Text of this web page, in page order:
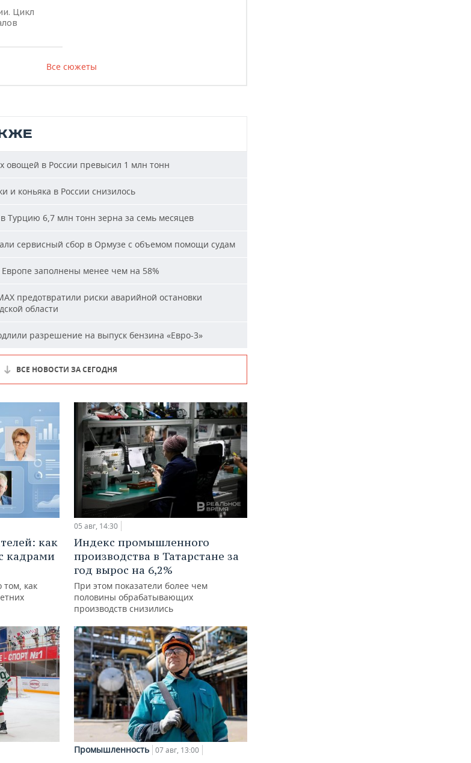
Цикл
Все сюжеты
овощей в России превысил 1 млн тонн
и коньяка в России снизилось
Турцию 6,7 млн тонн зерна за семь месяцев
сервисный сбор в Ормузе с объемом помощи судам
заполнены менее чем на 58%
предотвратили риски аварийной остановки
области
разрешение на выпуск бензина «Евро-3»
ВСЕ НОВОСТИ ЗА СЕГОДНЯ
как
кадрами
как
05 авг, 14:30
Индекс промышленного
производства в Татарстане за
год вырос на 6,2%
При этом показатели более чем
половины обрабатывающих
производств снизились
Промышленность 07 авг, 13:00